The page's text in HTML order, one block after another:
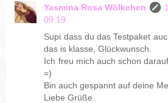
Yasmina Rosa Wölkchen
09:19
Supi dass du das Testpaket
das is klasse, Glückwunsch.
Ich freu mich auch schon
=)
Bin auch gespannt auf deine
Liebe Grüße